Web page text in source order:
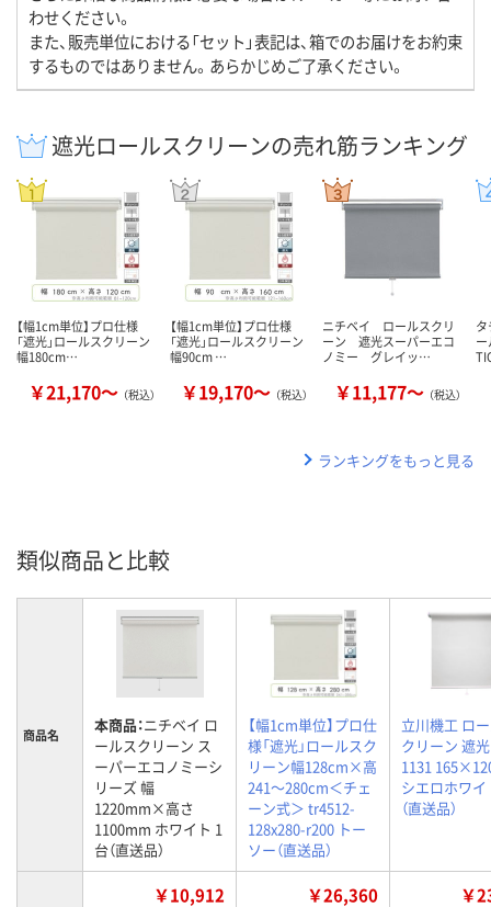
わせください。
また、販売単位における「セット」表記は、箱でのお届けをお約束
するものではありません。あらかじめご了承ください。
遮光ロールスクリーンの売れ筋ランキング
【幅1cm単位】プロ仕様
「遮光」ロールスクリーン
幅180cm…
￥21,170～ （税込）
【幅1cm単位】プロ仕様
「遮光」ロールスクリーン
幅90cm …
￥19,170～ （税込）
ニチベイ ロールスクリ
ーン 遮光スーパーエコ
ノミー グレイッ…
￥11,177～ （税込）
ランキングをもっと見る
類似商品と比較
商品名 本商品：ニチベイ ロ
ールスクリーン ス
ーパーエコノミーシ
リーズ 幅
1220mm×高さ
1100mm ホワイト 1
台（直送品）
【幅1cm単位】プロ仕
様「遮光」ロールスク
リーン幅128cm×高
241～280cm＜チェ
ーン式＞ tr4512-
128x280-r200 トー
ソー（直送品）
立川機工 ロ
クリーン 遮
1131
シエロホワイ
（直送品）
￥10,912 ￥26,360 ￥